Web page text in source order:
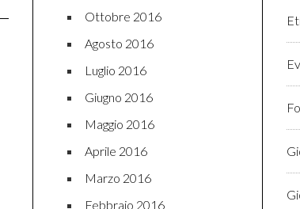
Ottobre 2016
Agosto 2016
Luglio 2016
Giugno 2016
Maggio 2016
Aprile 2016
Marzo 2016
Febbraio 2016